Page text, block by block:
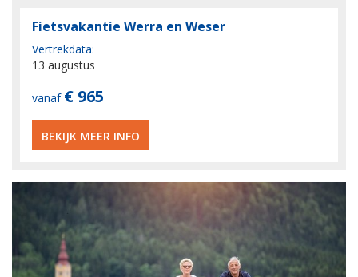
Fietsvakantie Werra en Weser
Vertrekdata:
13 augustus
vanaf € 965
BEKIJK MEER INFO